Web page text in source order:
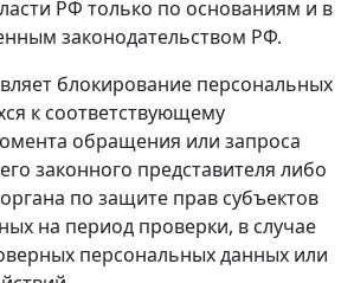
РФ только по основаниям и в
законодательством РФ.
блокирование персональных
к соответствующему
обращения или запроса
законного представителя либо
по защите прав субъектов
на период проверки, в случае
персональных данных или